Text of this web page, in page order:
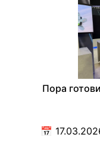
Пора
📅